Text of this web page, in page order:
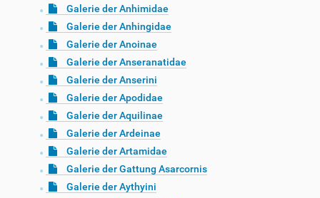
Galerie der Anhimidae
Galerie der Anhingidae
Galerie der Anoinae
Galerie der Anseranatidae
Galerie der Anserini
Galerie der Apodidae
Galerie der Aquilinae
Galerie der Ardeinae
Galerie der Artamidae
Galerie der Gattung Asarcornis
Galerie der Aythyini